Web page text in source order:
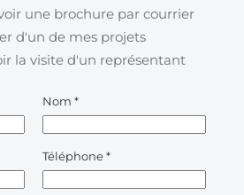
une brochure par courrier
d'un de mes projets
la visite d'un représentant
Nom *
Téléphone*